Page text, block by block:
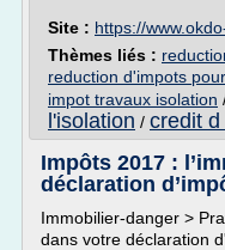
Site : https://
Thèmes liés :
reduction d'impots
impot travaux isolation
l'isolation / credit
Impôts 2017 :
déclaration
Immobilier-danger >
dans votre déclaration